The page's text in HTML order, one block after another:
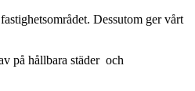
Dessutom ger vårt
på hållbara städer och